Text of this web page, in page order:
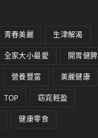
青春美麗 生津解渴
全家大小最愛 開胃健脾
營養豐富 美麗健康
TOP 窈窕輕盈
健康零食